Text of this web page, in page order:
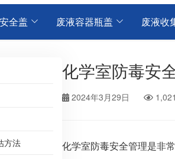
全盖 废液容器瓶盖 废液收
方法
化学室防毒安
2024年3月29日 1,021
化学室防毒安全管理是非